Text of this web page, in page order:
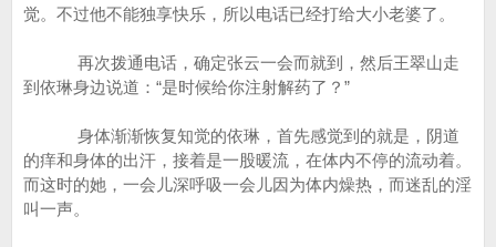
觉。不过他不能独享快乐，所以电话已经打给大小老婆了。
再次拨通电话，确定张云一会而就到，然后王翠山走
到依琳身边说道：“是时候给你注射解药了？”
身体渐渐恢复知觉的依琳，首先感觉到的就是，阴道
的痒和身体的出汗，接着是一股暖流，在体内不停的流动着。
而这时的她，一会儿深呼吸一会儿因为体内燥热，而迷乱的淫
叫一声。